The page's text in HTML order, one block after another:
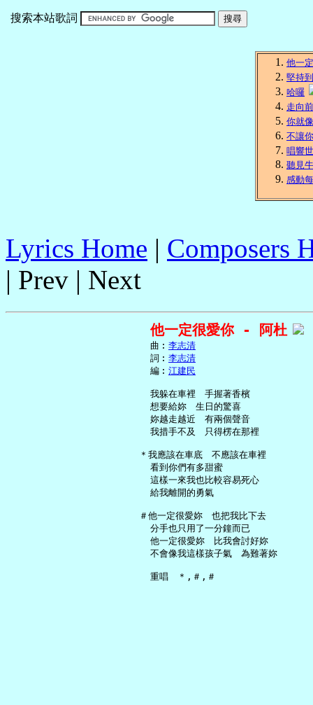
搜索本站歌詞
他一
堅持
哈囉
走向前
你就
不讓
唱響
聽見
感動
Lyrics Home | Composers
| Prev | Next
他一定很愛你 - 阿杜
     曲︰
李志清
     詞︰
李志清
     編︰
江建民
     我躲在車裡　手握著香檳
     想要給妳　生日的驚喜
     妳越走越近　有兩個聲音
     我措手不及　只得楞在那裡
   ＊我應該在車底　不應該在車裡
     看到你們有多甜蜜
     這樣一來我也比較容易死心
     給我離開的勇氣
   ＃他一定很愛妳　也把我比下去
     分手也只用了一分鐘而已
     他一定很愛妳　比我會討好妳
     不會像我這樣孩子氣　為難著妳